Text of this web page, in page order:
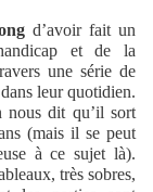
d’avoir fait un
et de la
une série de
leur quotidien.
dit qu’il sort
(mais il se peut
à ce sujet là).
très sobres,